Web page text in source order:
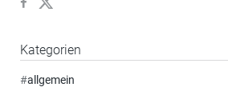
Kategorien
#allgemein